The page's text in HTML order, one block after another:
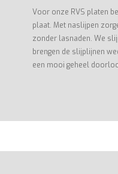
Voor onze RVS platen
plaat. Met naslijpen
zonder lasnaden. We
brengen de slijplijnen
een mooi geheel